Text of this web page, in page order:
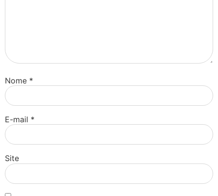
Nome *
E-mail *
Site